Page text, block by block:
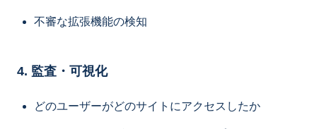
不審な拡張機能の検知
4. 監査・可視化
どのユーザーがどのサイトにアクセスしたか